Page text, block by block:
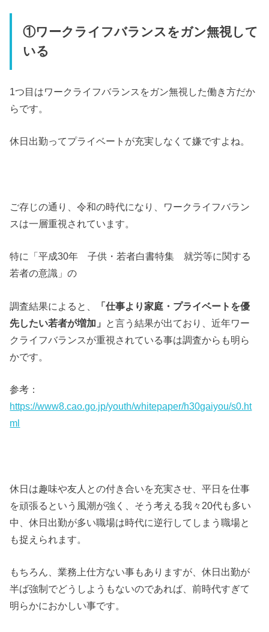
①ワークライフバランスをガン無視して
いる
1つ目はワークライフバランスをガン無視した働き方だか
らです。
休日出勤ってプライベートが充実しなくて嫌ですよね。
ご存じの通り、令和の時代になり、ワークライフバラン
スは一層重視されています。
特に「平成30年 子供・若者白書特集 就労等に関する
若者の意識」の
調査結果によると、
「仕事より家庭・プライベートを優
先したい若者が増加」 と言う結果が出ており、近年ワー
クライフバランスが重視されている事は調査からも明ら
かです。
参考：
https://www8.cao.go.jp/youth/whitepaper/h30gaiyou/s0.ht
ml
休日は趣味や友人との付き合いを充実させ、平日を仕事
を頑張るという風潮が強く、そう考える我々20代も多い
中、休日出勤が多い職場は時代に逆行してしまう職場と
も捉えられます。
もちろん、業務上仕方ない事もありますが、休日出勤が
半ば強制でどうしようもないのであれば、前時代すぎて
明らかにおかしい事です。